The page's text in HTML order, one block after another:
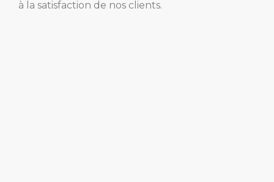
à la satisfaction de nos clients.